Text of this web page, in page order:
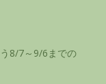
8/7～9/6までの